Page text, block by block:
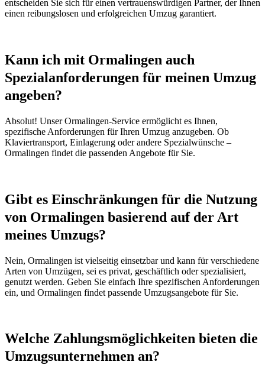
entscheiden Sie sich für einen vertrauenswürdigen Partner, der Ihnen
einen reibungslosen und erfolgreichen Umzug garantiert.
Kann ich mit Ormalingen auch
Spezialanforderungen für meinen Umzug
angeben?
Absolut! Unser Ormalingen-Service ermöglicht es Ihnen,
spezifische Anforderungen für Ihren Umzug anzugeben. Ob
Klaviertransport, Einlagerung oder andere Spezialwünsche –
Ormalingen findet die passenden Angebote für Sie.
Gibt es Einschränkungen für die Nutzung
von Ormalingen basierend auf der Art
meines Umzugs?
Nein, Ormalingen ist vielseitig einsetzbar und kann für verschiedene
Arten von Umzügen, sei es privat, geschäftlich oder spezialisiert,
genutzt werden. Geben Sie einfach Ihre spezifischen Anforderungen
ein, und Ormalingen findet passende Umzugsangebote für Sie.
Welche Zahlungsmöglichkeiten bieten die
Umzugsunternehmen an?